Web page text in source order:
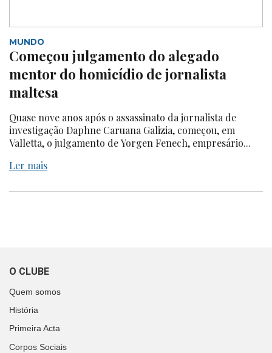
MUNDO
Começou julgamento do alegado
mentor do homicídio de jornalista
maltesa
Quase nove anos após o assassinato da jornalista de
investigação Daphne Caruana Galizia, começou, em
Valletta, o julgamento de Yorgen Fenech, empresário...
Ler mais
O CLUBE
Quem somos
História
Primeira Acta
Corpos Sociais